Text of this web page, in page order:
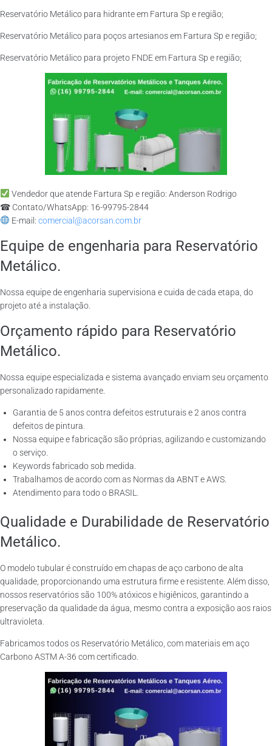
Reservatório Metálico para hidrante em Fartura Sp e região;
Reservatório Metálico para poços artesianos em Fartura Sp e região;
Reservatório Metálico para projeto FNDE em Fartura Sp e região;
Vendedor que atende Fartura Sp e região: Anderson Rodrigo
☎ Contato/WhatsApp: 16-99795-2844
E-mail: comercial@acorsan.com.br
Equipe de engenharia para Reservatório
Metálico.
Nossa equipe de engenharia supervisiona e cuida de cada etapa, do
projeto até a instalação.
Orçamento rápido para Reservatório
Metálico.
Nossa equipe especializada e sistema avançado enviam seu orçamento
personalizado rapidamente.
Garantia de 5 anos contra defeitos estruturais e 2 anos contra
defeitos de pintura.
Nossa equipe e fabricação são próprias, agilizando e customizando
o serviço.
Keywords fabricado sob medida.
Trabalhamos de acordo com as Normas da ABNT e AWS.
Atendimento para todo o BRASIL.
Qualidade e Durabilidade de Reservatório
Metálico.
O modelo tubular é construído em chapas de aço carbono de alta
qualidade, proporcionando uma estrutura firme e resistente. Além disso,
nossos reservatórios são 100% atóxicos e higiênicos, garantindo a
preservação da qualidade da água, mesmo contra a exposição aos raios
ultravioleta.
Fabricamos todos os Reservatório Metálico, com materiais em aço
Carbono ASTM A-36 com certificado.